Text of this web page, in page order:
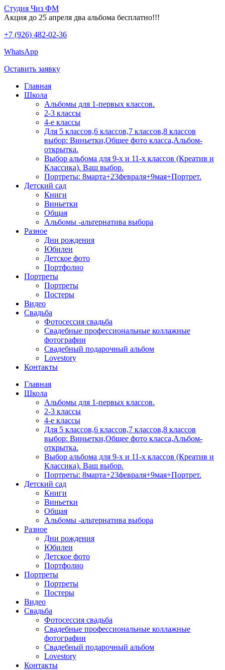
Студия Чиз ФМ
Акция до 25 апреля два альбома бесплатно!!!
+7 (926) 482-02-36
WhatsApp
Оставить заявку
Главная
Школа
Альбомы для 1-первых классов.
2-3 классы
4-е классы
Для 5 классов,6 классов,7 классов,8 классов
выбор: Виньетки,Общее фото класса,Альбом-
открытка.
Выбор альбома для 9-х и 11-х классов (Креатив и
Классика). Ваш выбор.
Портреты: 8марта+23февраля+9мая+Портрет.
Детский сад
Книги
Виньетки
Общая
Альбомы -альтернатива выбора
Разное
Дни рождения
Юбилеи
Детское фото
Портфолио
Портреты
Портреты
Постеры
Видео
Свадьба
Фотосессия свадьба
Свадебные профессиональные коллажные
фотографии
Свадебный подарочный альбом
Lovestory
Контакты
Главная
Школа
Альбомы для 1-первых классов.
2-3 классы
4-е классы
Для 5 классов,6 классов,7 классов,8 классов
выбор: Виньетки,Общее фото класса,Альбом-
открытка.
Выбор альбома для 9-х и 11-х классов (Креатив и
Классика). Ваш выбор.
Портреты: 8марта+23февраля+9мая+Портрет.
Детский сад
Книги
Виньетки
Общая
Альбомы -альтернатива выбора
Разное
Дни рождения
Юбилеи
Детское фото
Портфолио
Портреты
Портреты
Постеры
Видео
Свадьба
Фотосессия свадьба
Свадебные профессиональные коллажные
фотографии
Свадебный подарочный альбом
Lovestory
Контакты